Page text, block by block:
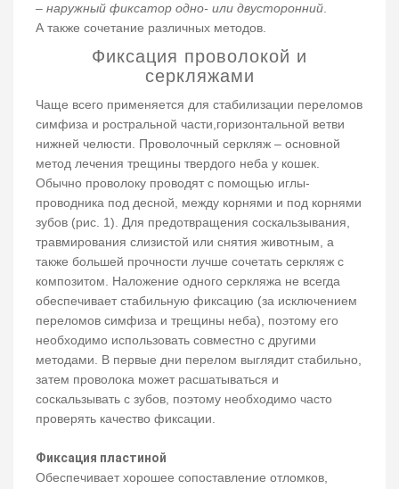
– наружный фиксатор одно- или двусторонний
А также сочетание различных методов.
Фиксация проволокой и
серкляжами
Чаще всего применяется для стабилизации переломов
симфиза и ростральной части,горизонтальной ветви
нижней челюсти. Проволочный серкляж – основной
метод лечения трещины твердого неба у кошек.
Обычно проволоку проводят с помощью иглы-
проводника под десной, между корнями и под корнями
зубов (рис. 1). Для предотвращения соскальзывания,
травмирования слизистой или снятия животным, а
также большей прочности лучше сочетать серкляж с
композитом. Наложение одного серкляжа не всегда
обеспечивает стабильную фиксацию (за исключением
переломов симфиза и трещины неба), поэтому его
необходимо использовать совместно с другими
методами. В первые дни перелом выглядит стабильно,
затем проволока может расшатываться и
соскальзывать с зубов, поэтому необходимо часто
проверять качество фиксации.
Фиксация пластиной
Обеспечивает хорошее сопоставление отломков,